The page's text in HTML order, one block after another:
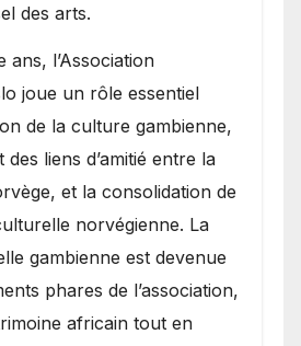
des arts.
ans, l’Association
joue un rôle essentiel
de la culture gambienne,
liens d’amitié entre la
et la consolidation de
norvégienne. La
gambienne est devenue
phares de l’association,
africain tout en